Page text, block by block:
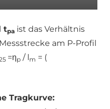
tpa ist das Verhältnis
am P-Profil
=ηp / l m = (
Tragkurve: